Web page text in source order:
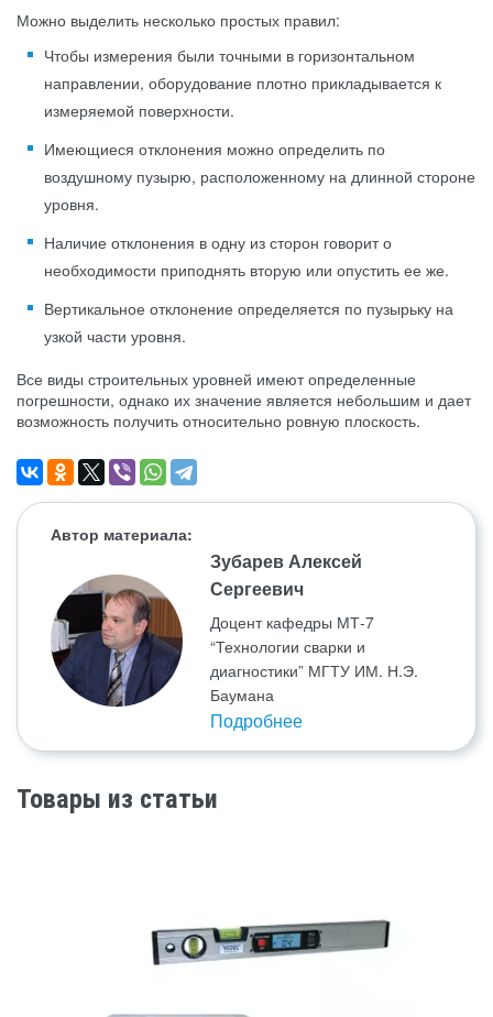
Можно выделить несколько простых правил:
Чтобы измерения были точными в горизонтальном
направлении, оборудование плотно прикладывается к
измеряемой поверхности.
Имеющиеся отклонения можно определить по
воздушному пузырю, расположенному на длинной стороне
уровня.
Наличие отклонения в одну из сторон говорит о
необходимости приподнять вторую или опустить ее же.
Вертикальное отклонение определяется по пузырьку на
узкой части уровня.
Все виды строительных уровней имеют определенные
погрешности, однако их значение является небольшим и дает
возможность получить относительно ровную плоскость.
Автор материала:
Зубарев Алексей
Сергеевич
Доцент кафедры МТ-7
“Технологии сварки и
диагностики” МГТУ ИМ. Н.Э.
Баумана
Подробнее
Товары из статьи